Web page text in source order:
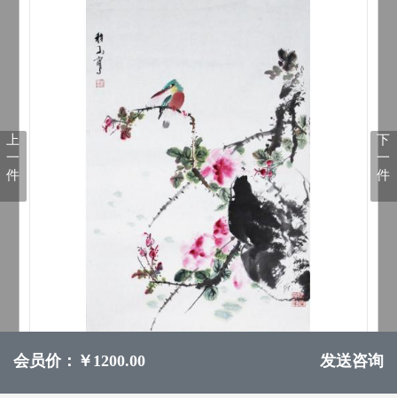
上
一
件
下
一
件
会员价：￥1200.00 发送咨询